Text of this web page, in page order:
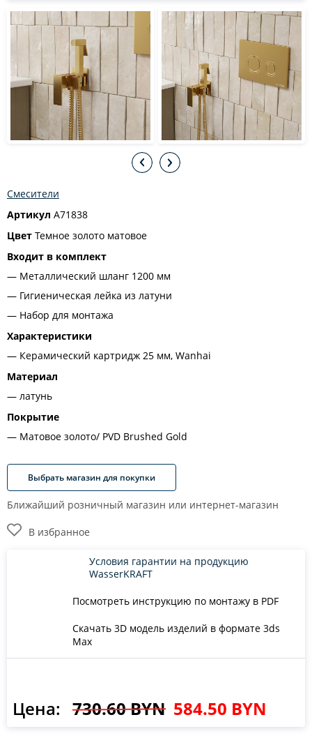
Смесители
Артикул A71838
Цвет Темное золото матовое
Входит в комплект
Металлический шланг 1200 мм
Гигиеническая лейка из латуни
Набор для монтажа
Характеристики
Керамический картридж 25 мм, Wanhai
Материал
латунь
Покрытие
Матовое золото/ PVD Brushed Gold
Выбрать магазин для покупки
Ближайший розничный магазин или интернет-магазин
В избранное
Посмотреть инструкцию по монтажу в PDF
Скачать 3D модель изделий в формате 3ds
Max
Условия гарантии на продукцию
WasserKRAFT
Цена: 730.60 BYN 584.50 BYN